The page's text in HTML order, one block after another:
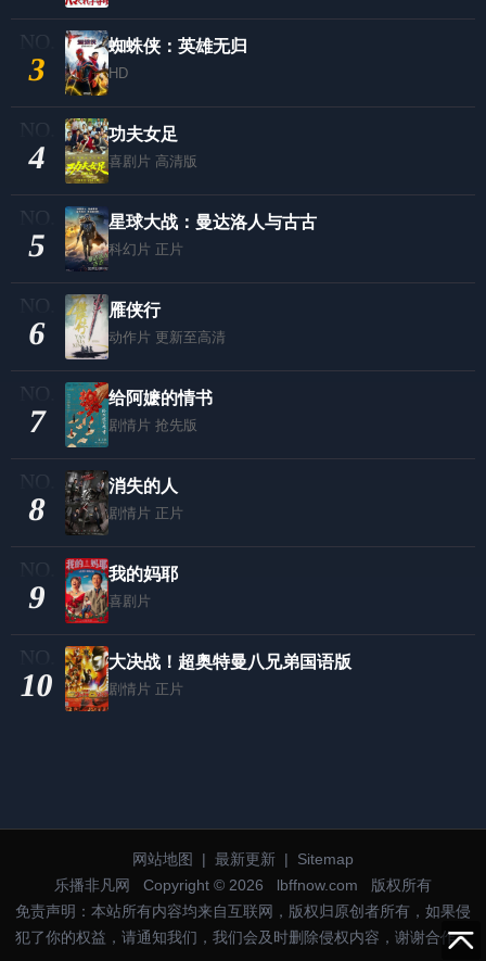
3
蜘蛛侠：英雄无归
HD
4
功夫女足
喜剧片 高清版
5
星球大战：曼达洛人与古古
科幻片 正片
6
雁侠行
动作片 更新至高清
7
给阿嬷的情书
剧情片 抢先版
8
消失的人
剧情片 正片
9
我的妈耶
喜剧片
10
大决战！超奥特曼八兄弟国语版
剧情片 正片
网站地图 | 最新更新 |
Sitemap
乐播非凡网
Copyright © 2026 lbffnow.com
版权所有
免责声明：本站所有内容均来自互联网，版权归原创者所有，如果侵
犯了你的权益，请通知我们，我们会及时删除侵权内容，谢谢合作。